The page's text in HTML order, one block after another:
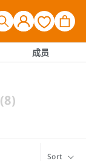
登
录
物
成员
(8)
Sort